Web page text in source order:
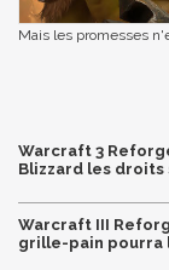
Mais les promesses
Warcraft 3
Blizzard les droits
Warcraft III
grille-pain pourra